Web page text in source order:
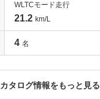
WLTCモード走行
21.2 km/L
4 名
カタログ情報をもっと見る